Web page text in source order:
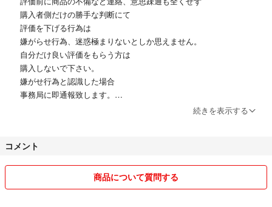
#バレンタイン2026
#チョコレート
#チョコ
#グラデーション
#リユーザブルカップ
#完売 #新品
購入者側だけの勝手な判断にて
評価を下げる行為は
嫌がらせ行為、迷惑極まりないとしか思えません。
自分だけ良い評価をもらう方は
購入しないで下さい。
嫌がせ行為と認識した場合
事務局に即通報致します。
●お値引き交渉は、常識の範囲内でお願い致します。
あまりにもしつこい値引き交渉には、お応えしません。そういう方と
●個々にご購入頂きましても発送先が同じ場合、お申し出がない場合、
同一発送させて頂きます。
続きを表示する
コメント
商品について質問する